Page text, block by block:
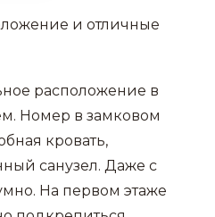
и отличные
расположение в
Номер в замковом
кровать,
санузел. Даже с
На первом этаже